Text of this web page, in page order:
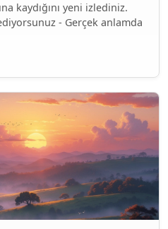
kaydığını yeni izlediniz.
- Gerçek anlamda